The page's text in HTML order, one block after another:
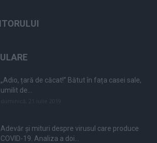
„Adio, țară de căcat!” Bătut în fața casei sale,
umilit de...
Adevăr și mituri despre virusul care produce
COVID-19. Analiza a doi...